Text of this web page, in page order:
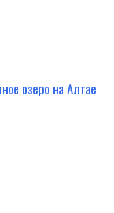
озеро на Алтае